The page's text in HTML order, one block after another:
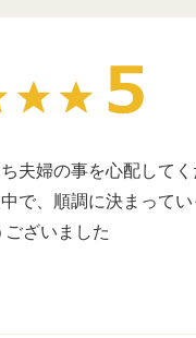
夫婦の事を心配して
で、順調に決まって
ざいました